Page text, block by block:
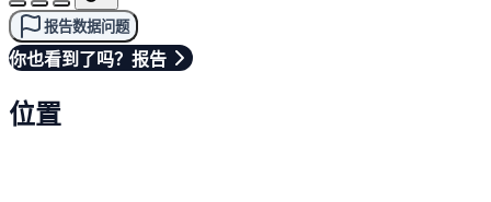
报告数据问题
你也看到了吗？报告
位置